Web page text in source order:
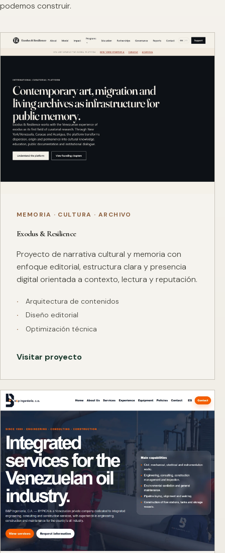
podemos construir.
MEMORIA · CULTURA · ARCHIVO
Exodus & Resilience
Proyecto de narrativa cultural y memoria con
enfoque editorial, estructura clara y presencia
digital orientada a contexto, lectura y reputación.
Arquitectura de contenidos
Diseño editorial
Optimización técnica
Visitar proyecto